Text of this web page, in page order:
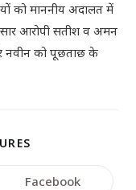
को माननीय अदालत में
आरोपी सतीश व अमन
नवीन को पूछताछ के
Facebook